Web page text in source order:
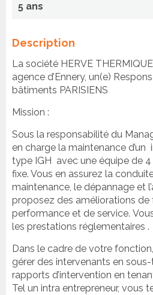
5 ans
Description
La société HERVE
agence d’Ennery, un(e)
bâtiments PARISIENS
Mission :
Sous la responsabilité du
en charge la maintenance
type IGH avec une équipe de
fixe. Vous en assurez la
maintenance, le dépannage et
proposez des améliorations
performance et de service.
les prestations réglementaires .
Dans le cadre de votre
gérer des intervenants en
rapports d’intervention en
Tel un intra entrepreneur, vous